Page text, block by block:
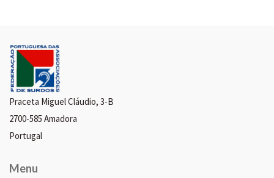
Praceta Miguel Cláudio, 3-B
2700-585 Amadora
Portugal
Menu